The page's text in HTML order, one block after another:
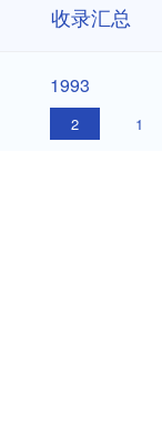
收录汇总
1993
1993
2 1